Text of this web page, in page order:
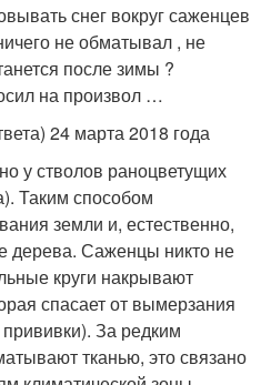
снег вокруг саженцев
не обматывал , не
после зимы ?
на произвол …
24 марта 2018 года
у стволов раноцветущих
Таким способом
земли и, естественно,
дерева. Саженцы никто не
круги накрывают
спасает от вымерзания
За редким
тканью, это связано